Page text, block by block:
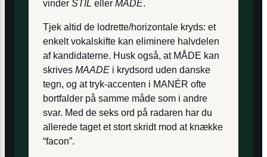
vinder STIL eller MÅDE.
Tjek altid de lodrette/horizontale kryds: et
enkelt vokal­skifte kan eliminere halvdelen
af kandidaterne. Husk også, at MÅDE kan
skrives MAADE i krydsord uden danske
tegn, og at tryk-accenten i MANÉR ofte
bortfalder på samme måde som i andre
svar. Med de seks ord på radaren har du
allerede taget et stort skridt mod at knække
“facon”.